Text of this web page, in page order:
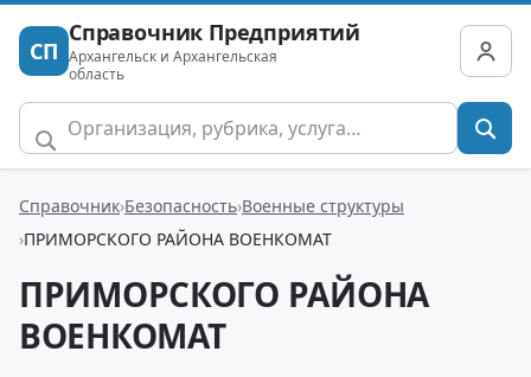
СП
Справочник Предприятий
Архангельск и Архангельская
область
Справочник Безопасность Военные структуры
ПРИМОРСКОГО РАЙОНА ВОЕНКОМАТ
ПРИМОРСКОГО РАЙОНА
ВОЕНКОМАТ